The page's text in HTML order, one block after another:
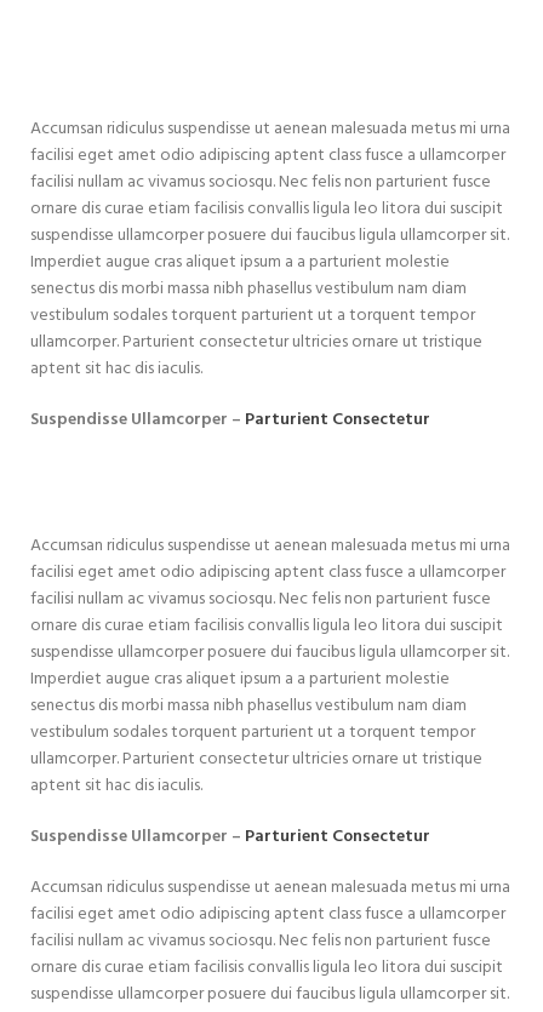
Accumsan ridiculus suspendisse ut aenean malesuada metus mi urna
facilisi eget amet odio adipiscing aptent class fusce a ullamcorper
facilisi nullam ac vivamus sociosqu. Nec felis non parturient fusce
ornare dis curae etiam facilisis convallis ligula leo litora dui suscipit
suspendisse ullamcorper posuere dui faucibus ligula ullamcorper sit.
Imperdiet augue cras aliquet ipsum a a parturient molestie
senectus dis morbi massa nibh phasellus vestibulum nam diam
vestibulum sodales torquent parturient ut a torquent tempor
ullamcorper. Parturient consectetur ultricies ornare ut tristique
aptent sit hac dis iaculis.
Suspendisse Ullamcorper – Parturient Consectetur
Accumsan ridiculus suspendisse ut aenean malesuada metus mi urna
facilisi eget amet odio adipiscing aptent class fusce a ullamcorper
facilisi nullam ac vivamus sociosqu. Nec felis non parturient fusce
ornare dis curae etiam facilisis convallis ligula leo litora dui suscipit
suspendisse ullamcorper posuere dui faucibus ligula ullamcorper sit.
Imperdiet augue cras aliquet ipsum a a parturient molestie
senectus dis morbi massa nibh phasellus vestibulum nam diam
vestibulum sodales torquent parturient ut a torquent tempor
ullamcorper. Parturient consectetur ultricies ornare ut tristique
aptent sit hac dis iaculis.
Suspendisse Ullamcorper – Parturient Consectetur
Accumsan ridiculus suspendisse ut aenean malesuada metus mi urna
facilisi eget amet odio adipiscing aptent class fusce a ullamcorper
facilisi nullam ac vivamus sociosqu. Nec felis non parturient fusce
ornare dis curae etiam facilisis convallis ligula leo litora dui suscipit
suspendisse ullamcorper posuere dui faucibus ligula ullamcorper sit.